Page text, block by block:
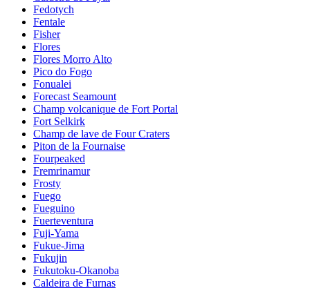
Fedotych
Fentale
Fisher
Flores
Flores Morro Alto
Pico do Fogo
Fonualei
Forecast Seamount
Champ volcanique de Fort Portal
Fort Selkirk
Champ de lave de Four Craters
Piton de la Fournaise
Fourpeaked
Fremrinamur
Frosty
Fuego
Fueguino
Fuerteventura
Fuji-Yama
Fukue-Jima
Fukujin
Fukutoku-Okanoba
Caldeira de Furnas